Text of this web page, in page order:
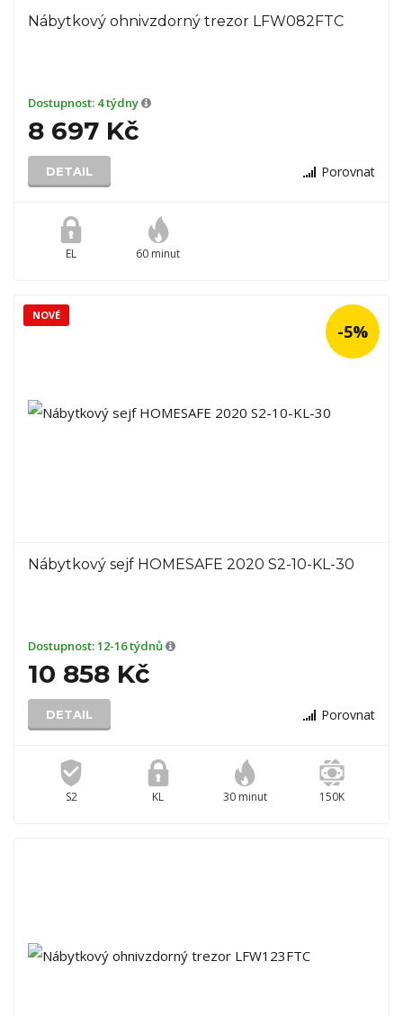
Nábytkový ohnivzdorný trezor LFW082FTC
Dostupnost: 4 týdny
8 697 Kč
DETAIL Porovnat
EL 60 minut
Nábytkový sejf HOMESAFE 2020 S2-10-KL-30
Dostupnost:12-16 týdnů
10 858 Kč
DETAIL Porovnat
S2 KL 30 minut 150K
NOVÉ
-5%